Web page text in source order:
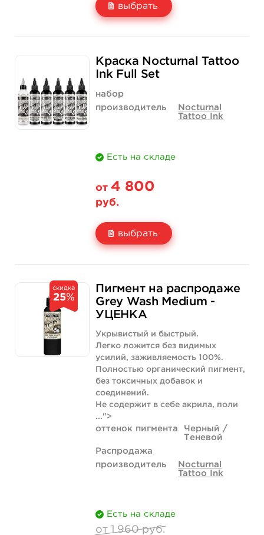
выбрать
Количество
2 500 руб.
купить
Краска Nocturnal Tattoo
Ink Full Set
набор
производитель
Nocturnal
Tattoo Ink
Есть на складе
от 4 800
руб.
выбрать
Количество
4 800 руб.
купить
11 780 руб.
скидка
25%
Пигмент на распродаже
Grey Wash Medium -
УЦЕНКА
Укрывистый и быстрый.
Легко ложится без видимых
усилий, заживляемость 100%.
Полностью органический пигмент,
без токсичных добавок и
соединений.
Не содержит в себе акрила, поли
...">
оттенок пигмента
Черный /
Теневой
Распродажа
производитель
Nocturnal
Tattoo Ink
Есть на складе
от 1 960 руб.